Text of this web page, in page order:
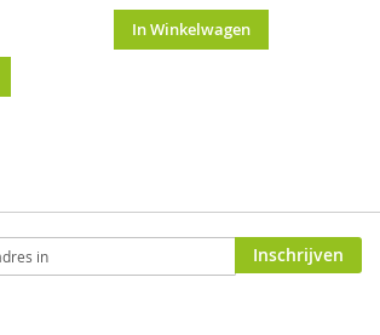
In Winkelwagen
Inschrijven